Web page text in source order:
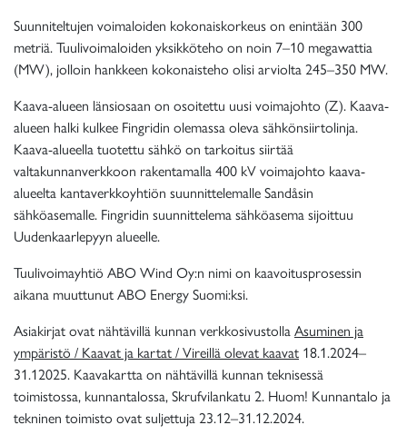
Suunniteltujen voimaloiden kokonaiskorkeus on enintään 300
metriä. Tuulivoimaloiden yksikköteho on noin 7–10 megawattia
(MW), jolloin hankkeen kokonaisteho olisi arviolta 245–350 MW.
Kaava-alueen länsiosaan on osoitettu uusi voimajohto (Z). Kaava-
alueen halki kulkee Fingridin olemassa oleva sähkönsiirtolinja.
Kaava-alueella tuotettu sähkö on tarkoitus siirtää
valtakunnanverkkoon rakentamalla 400 kV voimajohto kaava-
alueelta kantaverkkoyhtiön suunnittelemalle Sandåsin
sähköasemalle. Fingridin suunnittelema sähköasema sijoittuu
Uudenkaarlepyyn alueelle.
Tuulivoimayhtiö ABO Wind Oy:n nimi on kaavoitusprosessin
aikana muuttunut ABO Energy Suomi:ksi.
Asiakirjat ovat nähtävillä kunnan verkkosivustollaAsuminen ja
ympäristö / Kaavat ja kartat / Vireillä olevat kaavat 18.1.2024–
31.12025. Kaavakartta on nähtävillä kunnan teknisessä
toimistossa, kunnantalossa, Skrufvilankatu 2. Huom! Kunnantalo ja
tekninen toimisto ovat suljettuja 23.12–31.12.2024.